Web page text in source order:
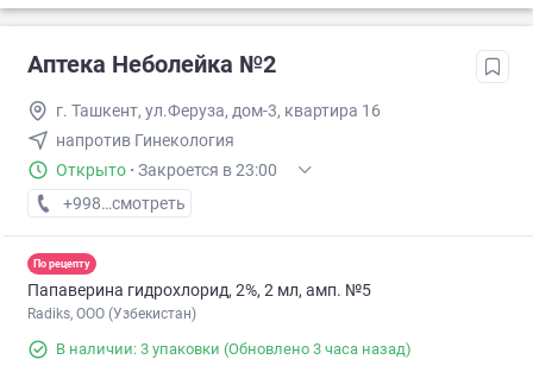
Аптека Неболейка №2
г. Ташкент, ул.Феруза, дом-3, квартира 16
напротив Гинекология
Открыто · Закроется в 23:00
+998 (71) XXX-XX-XX
смотреть
По рецепту
Папаверина гидрохлорид, 2%, 2 мл, амп. №5
Radiks, ООО (Узбекистан)
В наличии: 3 упаковки (Обновлено 3 часа назад)